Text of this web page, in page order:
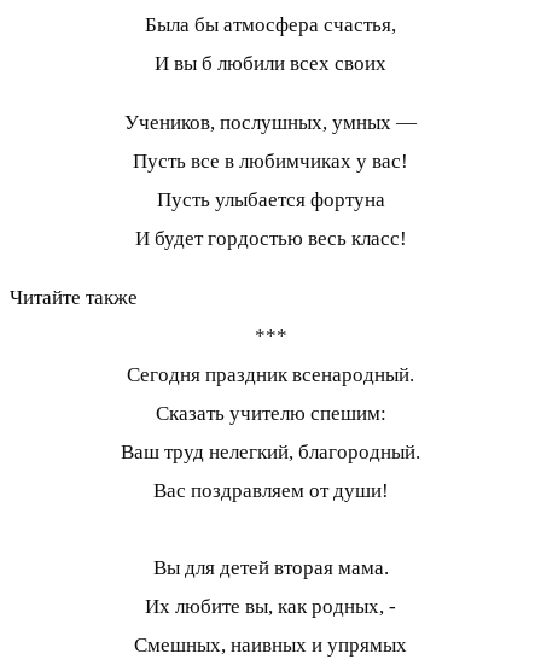
Была бы атмосфера счастья,
И вы б любили всех своих
Учеников, послушных, умных —
Пусть все в любимчиках у вас!
Пусть улыбается фортуна
И будет гордостью весь класс!
Читайте также
***
Сегодня праздник всенародный.
Сказать учителю спешим:
Ваш труд нелегкий, благородный.
Вас поздравляем от души!
Вы для детей вторая мама.
Их любите вы, как родных, -
Смешных, наивных и упрямых